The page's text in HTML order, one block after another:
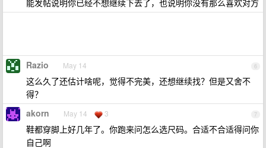
能发帖说明你已经不想继续下去了，也说明你没有那么喜欢对方
6
Razio May 14
这么久了还估计啥呢，觉得不完美，还想继续找？但是又舍不
得？
7
akorn May 14 3
鞋都穿脚上好几年了。你跑来问怎么选尺码。合适不合适得问你
自己啊